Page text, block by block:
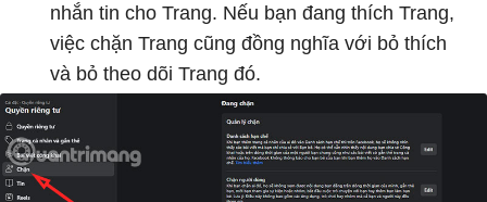
nhắn tin cho Trang. Nếu bạn đang thích Trang,
việc chặn Trang cũng đồng nghĩa với bỏ thích
và bỏ theo dõi Trang đó.